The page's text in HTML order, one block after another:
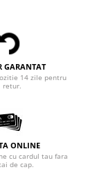
GARANTAT
14 zile pentru
retur.
ONLINE
cu cardul tau fara
de cap.